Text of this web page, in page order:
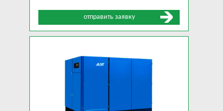
отправить заявку